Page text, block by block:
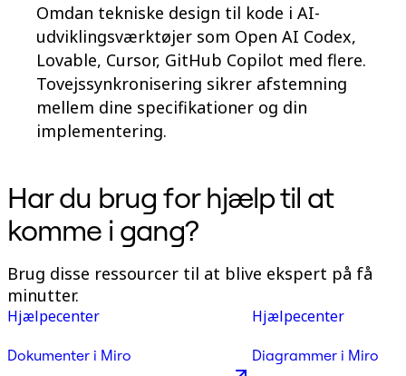
Omdan tekniske design til kode i AI-
udviklingsværktøjer som Open AI Codex,
Lovable, Cursor, GitHub Copilot med flere.
Tovejssynkronisering sikrer afstemning
mellem dine specifikationer og din
implementering.
Har du brug for hjælp til at
komme i gang?
Brug disse ressourcer til at blive ekspert på få
minutter.
Hjælpecenter
Dokumenter i Miro
Hjælpecenter
Diagrammer i Miro